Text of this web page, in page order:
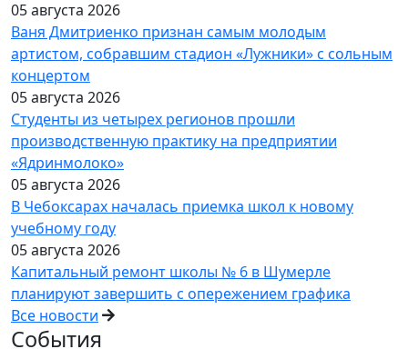
05 августа 2026
Ваня Дмитриенко признан самым молодым
артистом, собравшим стадион «Лужники» с сольным
концертом
05 августа 2026
Студенты из четырех регионов прошли
производственную практику на предприятии
«Ядринмолоко»
05 августа 2026
В Чебоксарах началась приемка школ к новому
учебному году
05 августа 2026
Капитальный ремонт школы № 6 в Шумерле
планируют завершить с опережением графика
Все новости
События